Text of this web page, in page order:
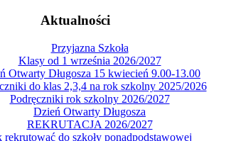
Aktualności
Przyjazna Szkoła
Klasy od 1 września 2026/2027
Otwarty Długosza 15 kwiecień 9.00-13.00
do klas 2,3,4 na rok szkolny 2025/2026
Podręczniki rok szkolny 2026/2027
Dzień Otwarty Długosza
REKRUTACJA 2026/2027
rekrutować do szkoły ponadpodstawowej